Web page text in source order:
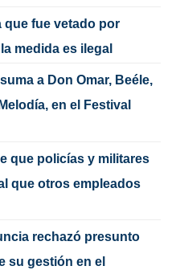
que fue vetado por
medida es ilegal
a Don Omar, Beéle,
en el Festival
que policías y militares
que otros empleados
rechazó presunto
su gestión en el